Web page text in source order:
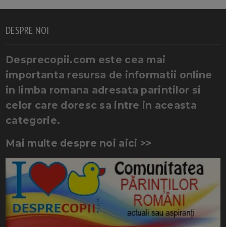
DESPRE NOI
Desprecopii.com este cea mai
importanta resursa de informatii online
in limba romana adresata parintilor si
celor care doresc sa intre in aceasta
categorie.
Mai multe despre noi aici >>